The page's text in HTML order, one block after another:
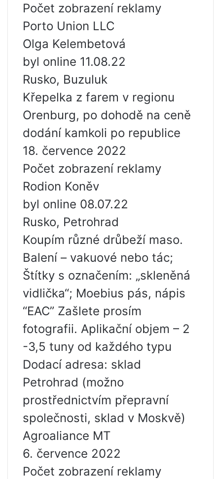
Počet zobrazení reklamy
Porto Union LLC
Olga Kelembetová
byl online 11.08.22
Rusko, Buzuluk
Křepelka z farem v regionu
Orenburg, po dohodě na ceně
dodání kamkoli po republice
18. července 2022
Počet zobrazení reklamy
Rodion Koněv
byl online 08.07.22
Rusko, Petrohrad
Koupím různé drůbeží maso.
Balení – vakuové nebo tác;
Štítky s označením: „skleněná
vidlička“; Moebius pás, nápis
“EAC” Zašlete prosím
fotografii. Aplikační objem – 2
-3,5 tuny od každého typu
Dodací adresa: sklad
Petrohrad (možno
prostřednictvím přepravní
společnosti, sklad v Moskvě)
Agroaliance MT
6. července 2022
Počet zobrazení reklamy